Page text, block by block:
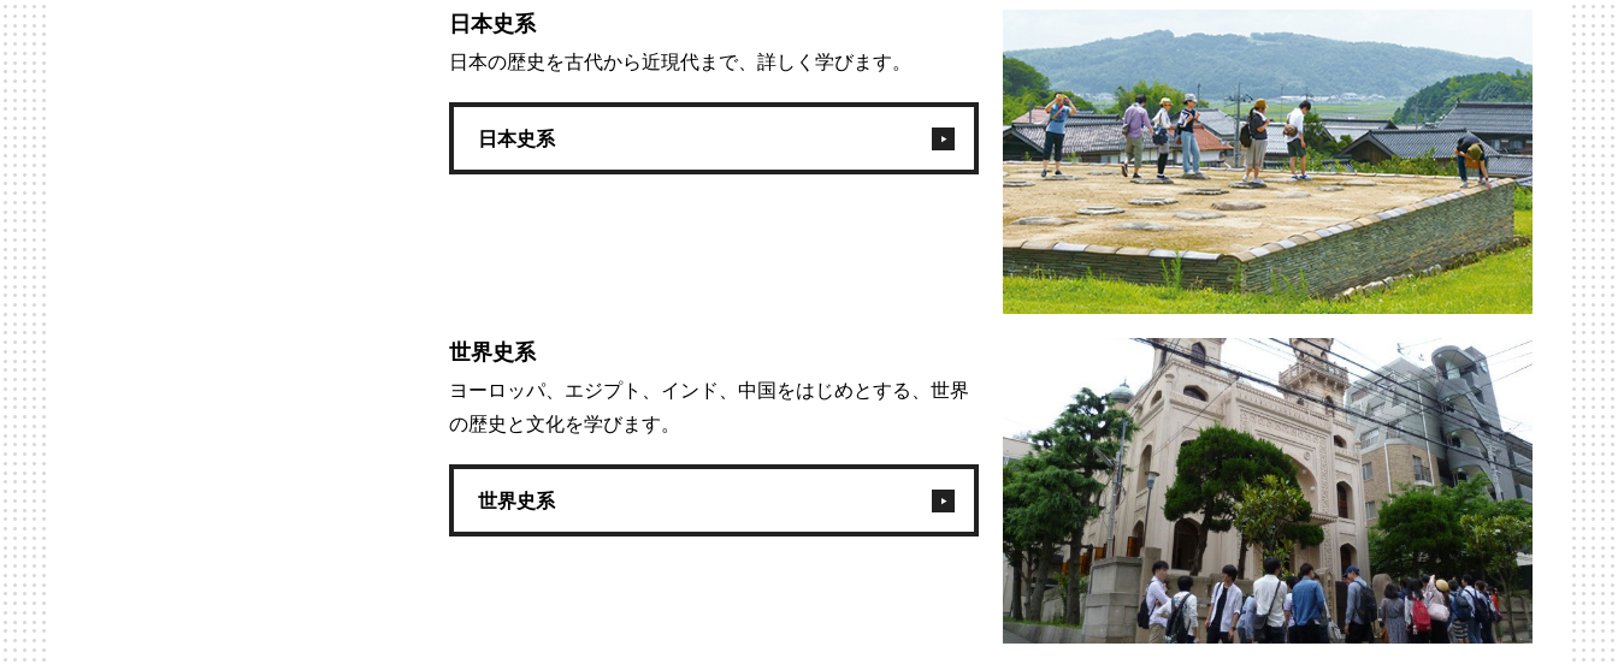
日本史系
日本の歴史を古代から近現代まで、詳しく学びます。
日本史系
世界史系
ヨーロッパ、エジプト、インド、中国をはじめとする、世界
の歴史と文化を学びます。
世界史系